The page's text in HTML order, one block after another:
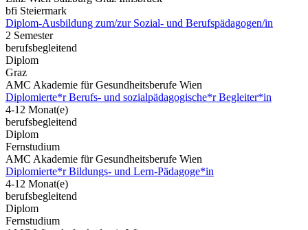
bfi Steiermark
Diplom-Ausbildung zum/zur Sozial- und Berufspädagogen/in
2 Semester
berufsbegleitend
Diplom
Graz
AMC Akademie für Gesundheitsberufe Wien
Diplomierte*r Berufs- und sozialpädagogische*r Begleiter*in
4-12 Monat(e)
berufsbegleitend
Diplom
Fernstudium
AMC Akademie für Gesundheitsberufe Wien
Diplomierte*r Bildungs- und Lern-Pädagoge*in
4-12 Monat(e)
berufsbegleitend
Diplom
Fernstudium